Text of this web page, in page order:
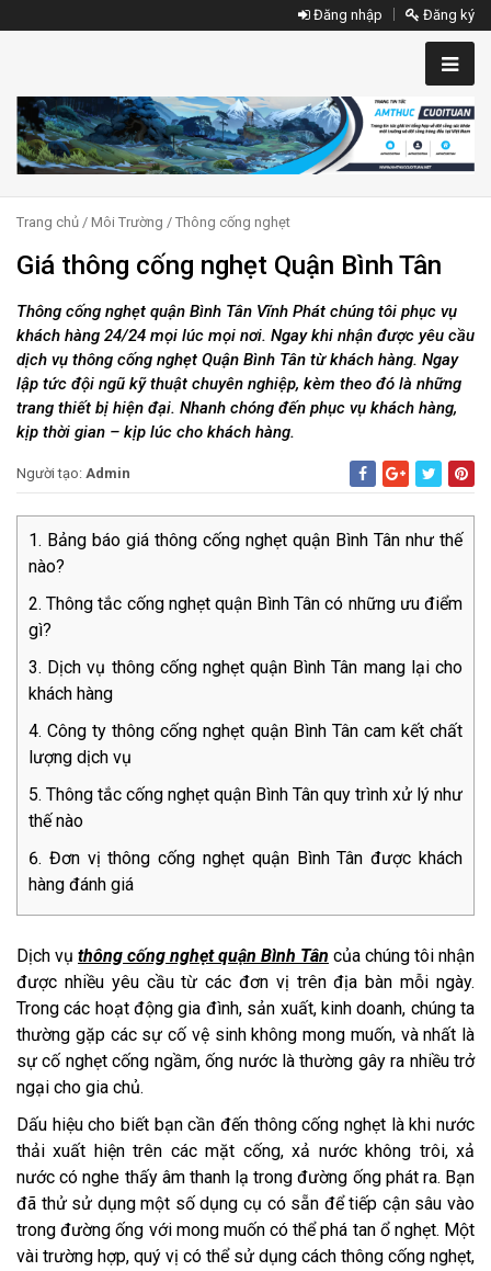
Đăng nhập Đăng ký
Trang chủ / Môi Trường / Thông cống nghẹt
Giá thông cống nghẹt Quận Bình Tân
Thông cống nghẹt quận Bình Tân Vĩnh Phát chúng tôi phục vụ
khách hàng 24/24 mọi lúc mọi nơi. Ngay khi nhận được yêu cầu
dịch vụ thông cống nghẹt Quận Bình Tân từ khách hàng. Ngay
lập tức đội ngũ kỹ thuật chuyên nghiệp, kèm theo đó là những
trang thiết bị hiện đại. Nhanh chóng đến phục vụ khách hàng,
kịp thời gian – kịp lúc cho khách hàng.
Người tạo: Admin
Bảng báo giá thông cống nghẹt quận Bình Tân như thế
nào?
Thông tắc cống nghẹt quận Bình Tân có những ưu điểm
gì?
Dịch vụ thông cống nghẹt quận Bình Tân mang lại cho
khách hàng
Công ty thông cống nghẹt quận Bình Tân cam kết chất
lượng dịch vụ
Thông tắc cống nghẹt quận Bình Tân quy trình xử lý như
thế nào
Đơn vị thông cống nghẹt quận Bình Tân được khách
hàng đánh giá
Dịch vụ thông cống nghẹt quận Bình Tân của chúng tôi nhận
được nhiều yêu cầu từ các đơn vị trên địa bàn mỗi ngày.
Trong các hoạt động gia đình, sản xuất, kinh doanh, chúng ta
thường gặp các sự cố vệ sinh không mong muốn, và nhất là
sự cố nghẹt cống ngầm, ống nước là thường gây ra nhiều trở
ngại cho gia chủ.
Dấu hiệu cho biết bạn cần đến thông cống nghẹt là khi nước
thải xuất hiện trên các mặt cống, xả nước không trôi, xả
nước có nghe thấy âm thanh lạ trong đường ống phát ra. Bạn
đã thử sử dụng một số dụng cụ có sẵn để tiếp cận sâu vào
trong đường ống với mong muốn có thể phá tan ổ nghẹt. Một
vài trường hợp, quý vị có thể sử dụng cách thông cống nghẹt,